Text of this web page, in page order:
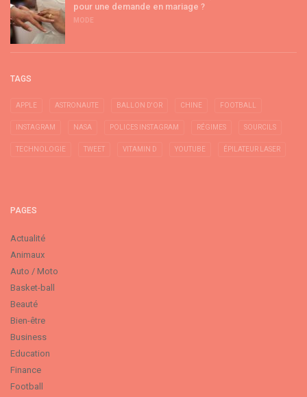
pour une demande en mariage ?
MODE
TAGS
APPLE ASTRONAUTE BALLON D'OR CHINE FOOTBALL
INSTAGRAM NASA POLICES INSTAGRAM RÉGIMES SOURCILS
TECHNOLOGIE TWEET VITAMIN D YOUTUBE ÉPILATEUR LASER
PAGES
Actualité
Animaux
Auto / Moto
Basket-ball
Beauté
Bien-être
Business
Education
Finance
Football